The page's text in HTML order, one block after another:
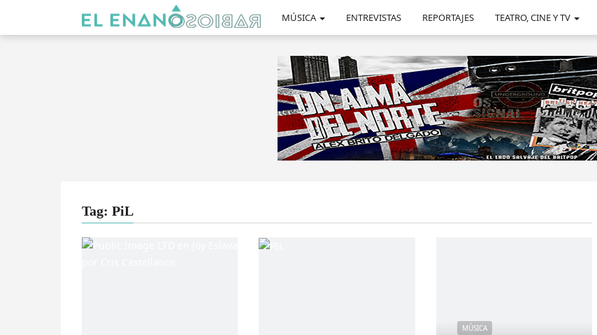
MÚSICA ENTREVISTAS REPORTAJES TEATRO, CINE Y TV
Tag: PiL
MÚSICA